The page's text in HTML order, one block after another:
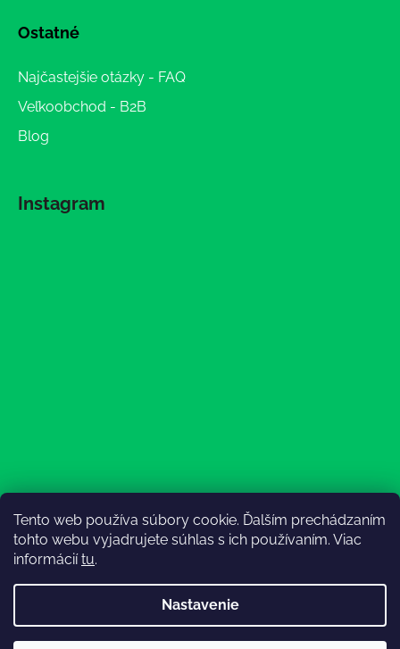
Tento web používa súbory cookie. Ďalším prechádzaním
tohto webu vyjadrujete súhlas s ich používaním. Viac
informáciítu.
Nastavenie
Ostatné
Najčastejšie otázky - FAQ
Veľkoobchod - B2B
Blog
Instagram
Sledovať na Instagrame